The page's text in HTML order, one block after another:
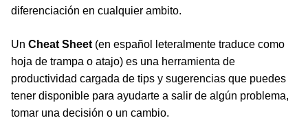
diferenciación en cualquier ambito.
Un Cheat Sheet (en español leteralmente traduce como
hoja de trampa o atajo) es una herramienta de
productividad cargada de tips y sugerencias que puedes
tener disponible para ayudarte a salir de algún problema,
tomar una decisión o un cambio.